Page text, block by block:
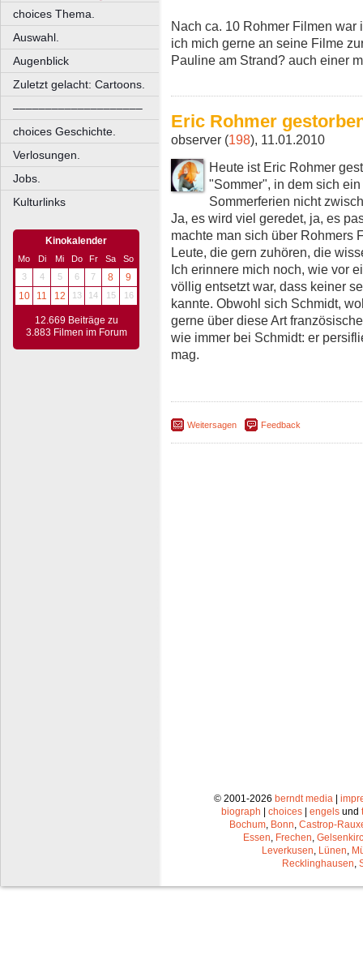
choices Thema.
Auswahl.
Augenblick
Zuletzt gelacht: Cartoons.
––––––––––––––––––––
choices Geschichte.
Verlosungen.
Jobs.
Kulturlinks
Kinokalender
Mo Di Mi Do Fr Sa
So
3
4 5 6 7 8
9
10
11 12 13 14 15 16
12.669 Beiträge zu
3.883 Filmen im Forum
Nach ca. 10 Rohmer Filmen war
ich mich gerne an seine Filme
Pauline am Strand? auch einer
Eric Rohmer
observer (198), 11.01.2010
Heute ist Eric Rohmer
"Sommer", in dem sich
Sommerferien nicht
Ja, es wird viel geredet, ja, es
machte man sich über Rohmers
Leute, die gern zuhören, die
Ich erinnere mich noch, wie vor
völlig entsetzt war, dass keiner
kannte. Obwohl sich Schmidt,
gerne über diese Art
wie immer bei Schmidt: er
mag.
Weitersagen Feedback
© 2001-2026 berndt media |
biograph | choices | engels und
Bochum Bonn Castrop-
Essen Frechen
Leverkusen Lünen
Recklinghausen